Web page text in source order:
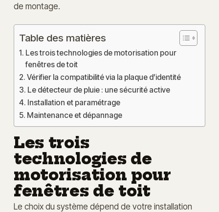
de montage.
Table des matières
Les trois technologies de motorisation pour
fenêtres de toit
Vérifier la compatibilité via la plaque d’identité
Le détecteur de pluie : une sécurité active
Installation et paramétrage
Maintenance et dépannage
Les trois
technologies de
motorisation pour
fenêtres de toit
Le choix du système dépend de votre installation